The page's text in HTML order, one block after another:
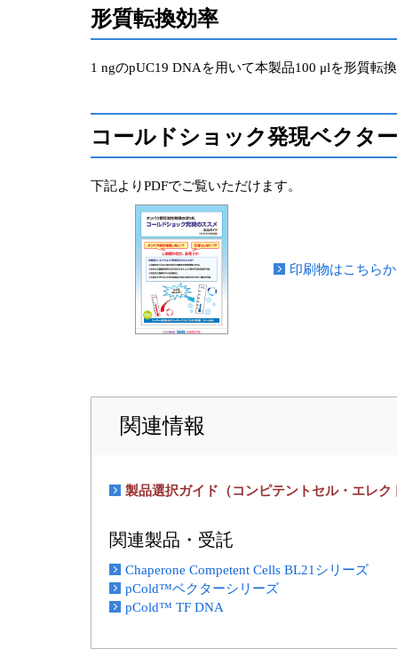
形質転換効率
1 ngのpUC19 DNAを用いて本製品100 μlを形質転
コールドショック発現ベクタ
下記よりPDFでご覧いただけます。
印刷物はこちら
関連情報
製品選択ガイド（コンピテントセル・エレク
関連製品・受託
Chaperone Competent Cells BL21シリーズ
pCold™ベクターシリーズ
pCold™ TF DNA